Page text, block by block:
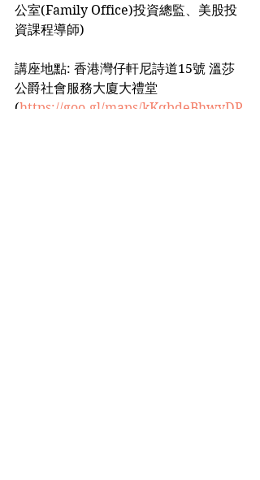
公室(Family Office)投資總監、美股投
資課程導師)
講座地點: 香港灣仔軒尼詩道15號 溫莎
公爵社會服務大廈大禮堂
(https://goo.gl/maps/kKqbdeBhwyDP